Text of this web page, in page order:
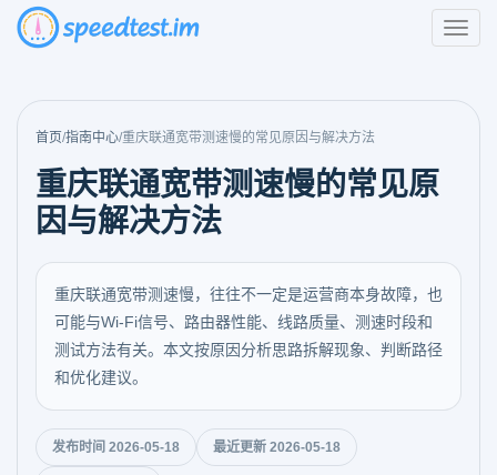
首页/指南中心/重庆联通宽带测速慢的常见原因与解决方法
重庆联通宽带测速慢的常见原
因与解决方法
重庆联通宽带测速慢，往往不一定是运营商本身故障，也
可能与Wi-Fi信号、路由器性能、线路质量、测速时段和
测试方法有关。本文按原因分析思路拆解现象、判断路径
和优化建议。
发布时间 2026-05-18 最近更新 2026-05-18